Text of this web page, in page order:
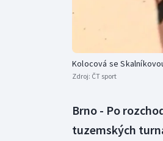
Kolocová se
Zdroj: ČT sport
Brno - Po
tuzemských